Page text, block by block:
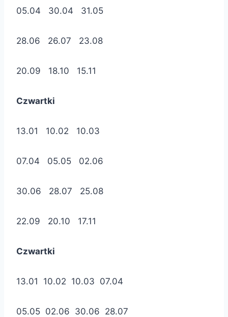
05.04 30.04 31.05
28.06 26.07 23.08
20.09 18.10 15.11
Czwartki
13.01 10.02 10.03
07.04 05.05 02.06
30.06 28.07 25.08
22.09 20.10 17.11
Czwartki
13.01 10.02 10.03 07.04
05.05 02.06 30.06 28.07